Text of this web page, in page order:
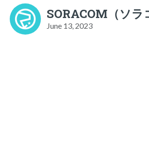
SORACOM（ソラ
June 13, 2023